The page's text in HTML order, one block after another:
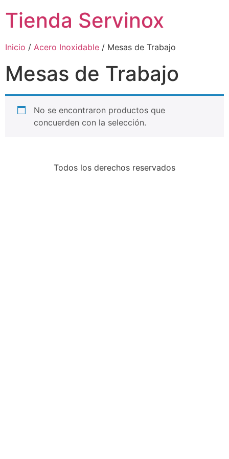
Tienda Servinox
Inicio / Acero Inoxidable / Mesas de Trabajo
Mesas de Trabajo
No se encontraron productos que
concuerden con la selección.
Todos los derechos reservados